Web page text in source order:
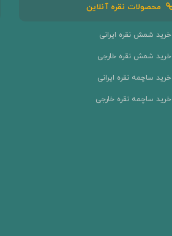
محصولات نقره آنلاین
خرید شمش نقره ایرانی
خرید شمش نقره خارجی
خرید ساچمه نقره ایرانی
خرید ساچمه نقره خارجی